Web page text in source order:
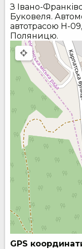
З Івано-
Буковеля.
автотрасою H-
Поляницю.
GPS